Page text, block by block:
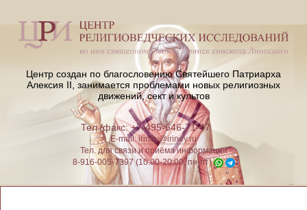
Центр создан по благословению Святейшего Патриарха
Алексия II, занимается проблемами новых религиозных
движений, сект и культов
Тел./факс: +7-495-646-71-47
E-mail:iriney@iriney.ru
Тел. для связи и приёма информации
8-916-005-7397 (10:00-20:00, пн-пт)